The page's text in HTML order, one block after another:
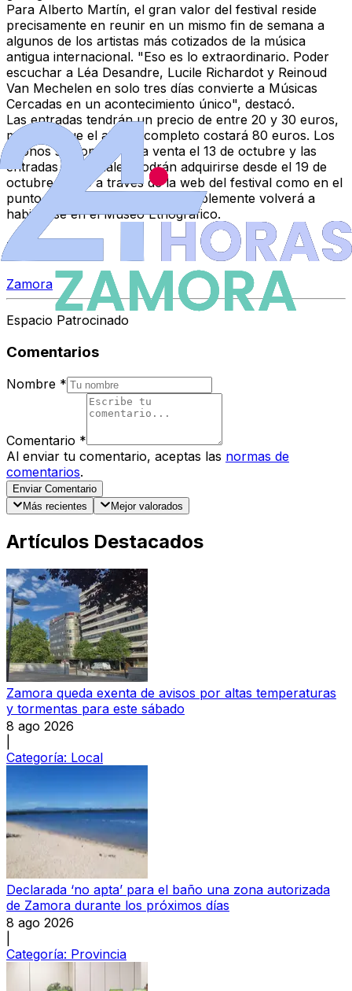
Para Alberto Martín, el gran valor del festival reside
precisamente en reunir en un mismo fin de semana a
algunos de los artistas más cotizados de la música
antigua internacional. "Eso es lo extraordinario. Poder
escuchar a Léa Desandre, Lucile Richardot y Reinoud
Van Mechelen en solo tres días convierte a Músicas
Cercadas en un acontecimiento único", destacó.
Lasentradas tendrán un precio de entre 20 y 30 euros,
mientras que el abono completo costará 80 euros. Los
abonos se pondrán a la venta el 13 de octubre y las
entradas individuales podrán adquirirse desde el 19 de
octubre, tanto a través de la web del festival como en el
punto de venta físico que previsiblemente volverá a
habilitarse en el Museo Etnográfico.
Temas
Zamora
Espacio Patrocinado
Comentarios
Nombre *
Comentario *
Al enviar tu comentario, aceptas las normas de
comentarios.
Enviar Comentario
Más recientes
Mejor valorados
Artículos Destacados
Zamora queda exenta de avisos por altas temperaturas
y tormentas para este sábado
8 ago 2026
Categoría: Local
Declarada ‘no apta’ para el baño una zona autorizada
de Zamora durante los próximos días
8 ago 2026
Categoría: Provincia